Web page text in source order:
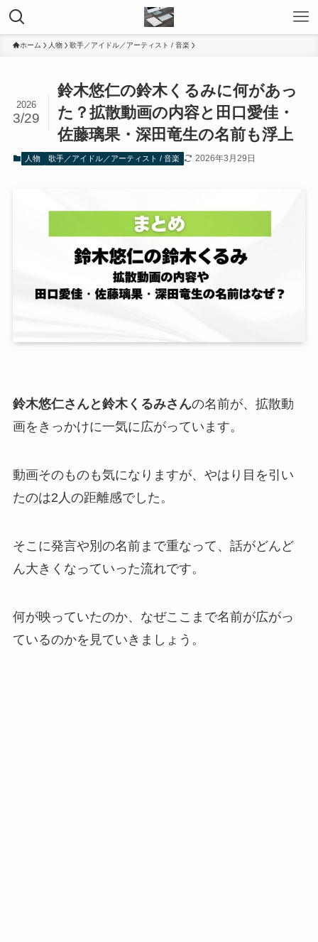
ホーム 人物 歌手／アイドル／アーティスト / 音楽
鈴木悠仁の鈴木くるみに何があっ
た？拡散動画の内容と田口愛佳・
佐藤璃果・深田竜生の名前も浮上
2026
3/29
人物 歌手／アイドル／アーティスト / 音楽 2026年3月29日
鈴木悠仁さんと鈴木くるみさんの名前が、拡散動
画をきっかけに一気に広がっています。
動画そのものも気になりますが、やはり目を引い
たのは2人の距離感でした。
そこに発言や別の名前まで重なって、話がどんど
ん大きくなっていった流れです。
何が映っていたのか、なぜここまで名前が広がっ
ているのかを見ていきましょう。